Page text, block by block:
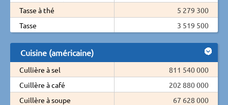
Tasse à thé
5 279 300
Tasse
3 519 500
Cuisine (américaine)
Cullière à sel
811 540 000
Cuillère à café
202 880 000
Cuillère à soupe
67 628 000